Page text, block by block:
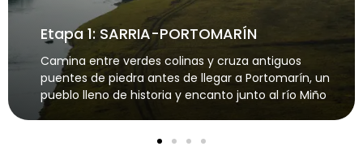
Etapa 1: SARRIA-PORTOMARÍN
Camina entre verdes colinas y cruza antiguos
puentes de piedra antes de llegar a Portomarín, un
pueblo lleno de historia y encanto junto al río Miño